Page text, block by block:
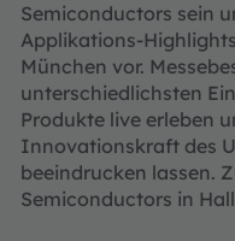
Semiconductors sein
Applikations-
München vor.
unterschiedlichsten
Produkte live erleben
Innovationskraft des
beeindrucken lassen.
Semiconductors in